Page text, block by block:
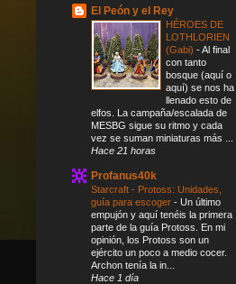
El Peón y el Rey
HÉROES DE
LOTHLORIEN
(Gabi) -Al final
con tanto
bosque (aquí o
aquí) se nos ha
llenado esto de
elfos. La campaña/escalada de
MESBG sigue su ritmo y cada
vez se suman miniaturas más ...
Hace 21 horas
Profanus40k
Starcraft - Protoss: Unidades,
guía para escoger - Un último
empujón y aquí tenéis la primera
parte de la guía Protoss. En mi
opinión, los Protoss son un
ejército un poco a medio cocer.
Archon tenía la in...
Hace 1 día